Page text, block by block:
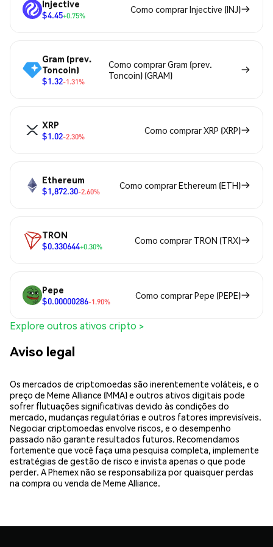
Injective
$4.45+0.75%
Como comprar Injective (INJ)
Gram (prev.
Toncoin)
$1.32-1.31%
Como comprar Gram (prev.
Toncoin) (GRAM)
XRP
$1.02-2.30%
Como comprar XRP (XRP)
Ethereum
$1,872.30-2.60%
Como comprar Ethereum (ETH)
TRON
$0.330644+0.30%
Como comprar TRON (TRX)
Pepe
$0.00000286-1.90%
Como comprar Pepe (PEPE)
Explore outros ativos cripto >
Aviso legal
Os mercados de criptomoedas são inerentemente voláteis, e o
preço de Meme Alliance (MMA) e outros ativos digitais pode
sofrer flutuações significativas devido às condições do
mercado, mudanças regulatórias e outros fatores imprevisíveis.
Negociar criptomoedas envolve riscos, e o desempenho
passado não garante resultados futuros. Recomendamos
fortemente que você faça uma pesquisa completa, implemente
estratégias de gestão de risco e invista apenas o que pode
perder. A Phemex não se responsabiliza por quaisquer perdas
na compra ou venda de Meme Alliance.